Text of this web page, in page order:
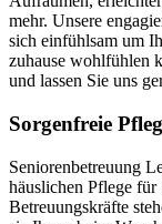
mehr. Unsere
sich einfühlsam um
zuhause wohlfühlen
und lassen Sie uns
Sorgenfreie
Seniorenbetreuung
häuslichen Pflege für
Betreuungskräfte